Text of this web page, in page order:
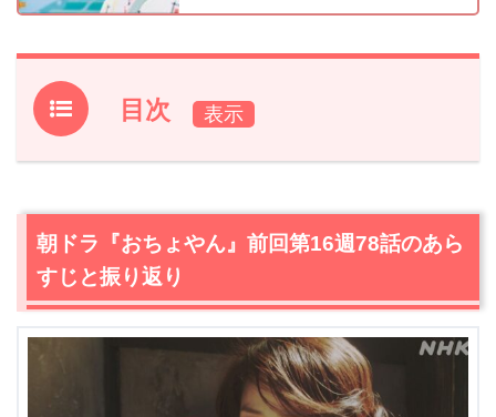
目次
1.朝ドラ『おちょやん』前回第16週78話のあらすじと振り
【ネタバレあり】朝ドラ『おちょやん』第16週79話あら
すじ・感想
2.1物置から出てきたのは寛治（前田旺志郎）で、天海千代
（杉咲花）、とっさの一人芝居が始まる
なくなった準備金を探して大慌ての千代（杉咲花）
は、寛治（前田旺志郎）の言葉を聞き…
どうかチャンスをと望む千代（杉咲花）とこれを拒否
朝ドラ『おちょやん』前回第16週78話のあら
すじと振り返り